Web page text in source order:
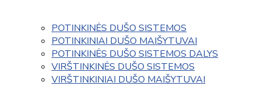
POTINKINĖS DUŠO SISTEMOS
POTINKINIAI DUŠO MAIŠYTUVAI
POTINKINĖS DUŠO SISTEMOS DALYS
VIRŠTINKINĖS DUŠO SISTEMOS
VIRŠTINKINIAI DUŠO MAIŠYTUVAI